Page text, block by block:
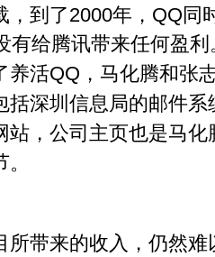
，到了2000年，QQ同
有给腾讯带来任何盈
养活QQ，马化腾和张
括深圳信息局的邮件
站，公司主页也是马
带来的收入，仍然难